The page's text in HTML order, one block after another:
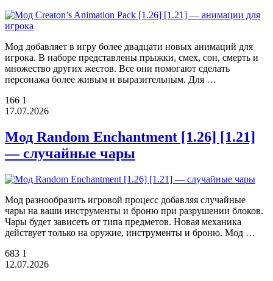
Мод добавляет в игру более двадцати новых анимаций для
игрока. В наборе представлены прыжки, смех, сон, смерть и
множество других жестов. Все они помогают сделать
персонажа более живым и выразительным. Для …
166 1
17.07.2026
Мод Random Enchantment [1.26] [1.21]
— случайные чары
Мод разнообразить игровой процесс добавляя случайные
чары на ваши инструменты и броню при разрушении блоков.
Чары будет зависеть от типа предметов. Новая механика
действует только на оружие, инструменты и броню. Мод …
683 1
12.07.2026